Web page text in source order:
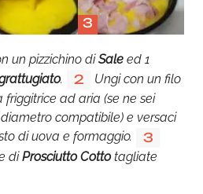
3
un pizzichino diSale ed 1
. 2
Ungi con un filo
ad aria (se ne sei
compatibile) e versaci
di uova e formaggio.
3
diProsciutto Cottotagliate